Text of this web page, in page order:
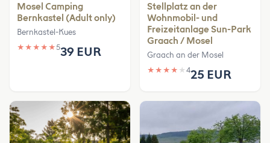
Mosel Camping
Bernkastel (Adult only)
Bernkastel-Kues
★ ★ ★ ★ ★539 EUR
Stellplatz an der
Wohnmobil- und
Freizeitanlage Sun-Park
Graach / Mosel
Graach an der Mosel
★ ★ ★ ★ ★ 425 EUR